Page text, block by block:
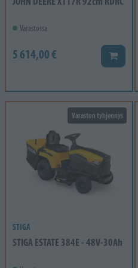
Varastossa
5 614,00 € Lisää
Varaston tyhjennys
STIGA
STIGA ESTATE 384E - 48V-30Ah